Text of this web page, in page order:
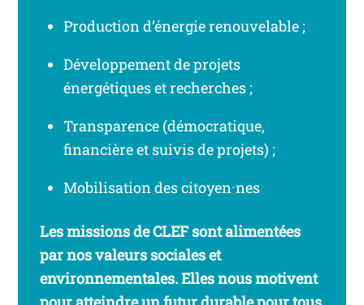
Production d’énergie renouvelable ;
Développement de projets
énergétiques et recherches ;
Transparence (démocratique,
financière et suivis de projets) ;
Mobilisation des citoyen·nes
Les missions de CLEF sont alimentées
par nos valeurs sociales et
environnementales. Elles nous motivent